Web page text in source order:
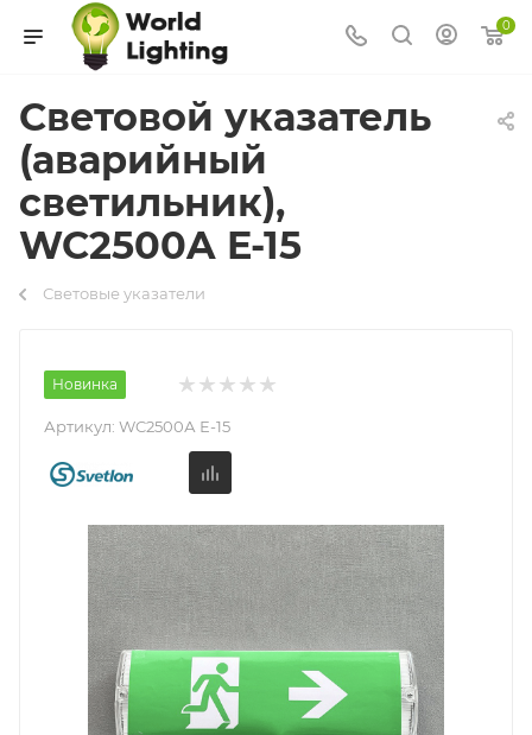
0
Световой указатель
(аварийный
светильник),
WC2500A E-15
Световые указатели
Новинка
Артикул: WC2500А Е-15